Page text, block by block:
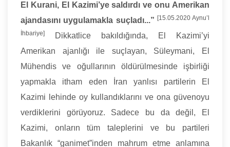
El Kurani, El Kazimi’ye saldırdı ve onu Amerikan
ajandasını uygulamakla suçladı...” [15.05.2020 Aynu’l
İhbariye]
Dikkatlice bakıldığında, El Kazimi’yi
Amerikan ajanlığı ile suçlayan, Süleymani, El
Mühendis ve oğullarının öldürülmesinde işbirliği
yapmakla itham eden İran yanlısı partilerin El
Kazimi lehinde oy kullandıklarını ve ona güvenoyu
verdiklerini görüyoruz. Sadece bu da değil, El
Kazimi, onların tüm taleplerini ve bu partileri
Bakanlık “ganimet”inden mahrum etme anlamına